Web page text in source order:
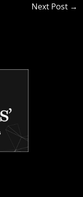
Next Post →